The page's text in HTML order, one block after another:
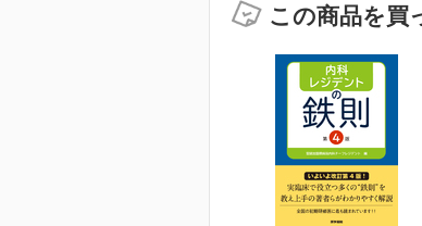
この商品を買